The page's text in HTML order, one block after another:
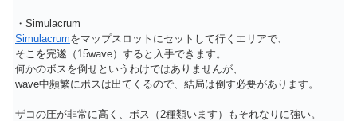
・Simulacrum
Simulacrumをマップスロットにセットして行くエリアで、
そこを完遂（15wave）すると入手できます。
何かのボスを倒せというわけではありませんが、
wave中頻繁にボスは出てくるので、結局は倒す必要があります。
ザコの圧が非常に高く、ボス（2種類います）もそれなりに強い。